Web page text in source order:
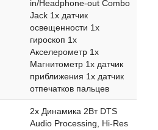
in/Headphone-out Combo
Jack 1x датчик
освещенности 1x
гироскоп 1x
Акселерометр 1x
Магнитометр 1x датчик
приближения 1x датчик
отпечатков пальцев
2x Динамика 2Вт DTS
Audio Processing, Hi-Res